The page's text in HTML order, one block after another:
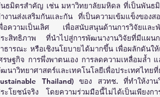
ธมิตรสำคัญ เช่น มหาวิทยาลัยมหิดล ที่เป็นพันธ
งานส่งเสริมกันและกัน ที่เป็นความเข้มแข็งของ
อความเป็นเลิศ เพื่อสนับสนุนด้านการวิจัยแล
ะสิทธิภาพ ที่นำไปสู่การพัฒนางานวิจัยที่มีแผน
ธารณะ หรือเชิงนโยบายได้มากขึ้น เพื่อผลักดันใ
รษฐกิจ การพึ่งพาตนเอง การลดความเหลื่อมล้ำ
นาวิทยาศาสตร์และเทคโนโลยีเพื่อประเ
Thailand) ของ สวทช. ที่ทำให้งาน
ะโยชน์จริง โดยความร่วมมือนี้ไม่ได้เป็นเพียงก